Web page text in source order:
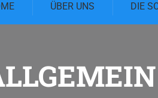
ÜBER UNS DIE